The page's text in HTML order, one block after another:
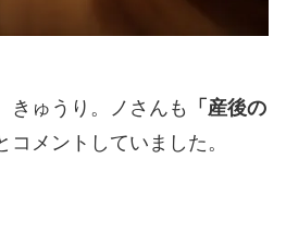
きゅうり。ノさんも
「産後の
コメントしていました。